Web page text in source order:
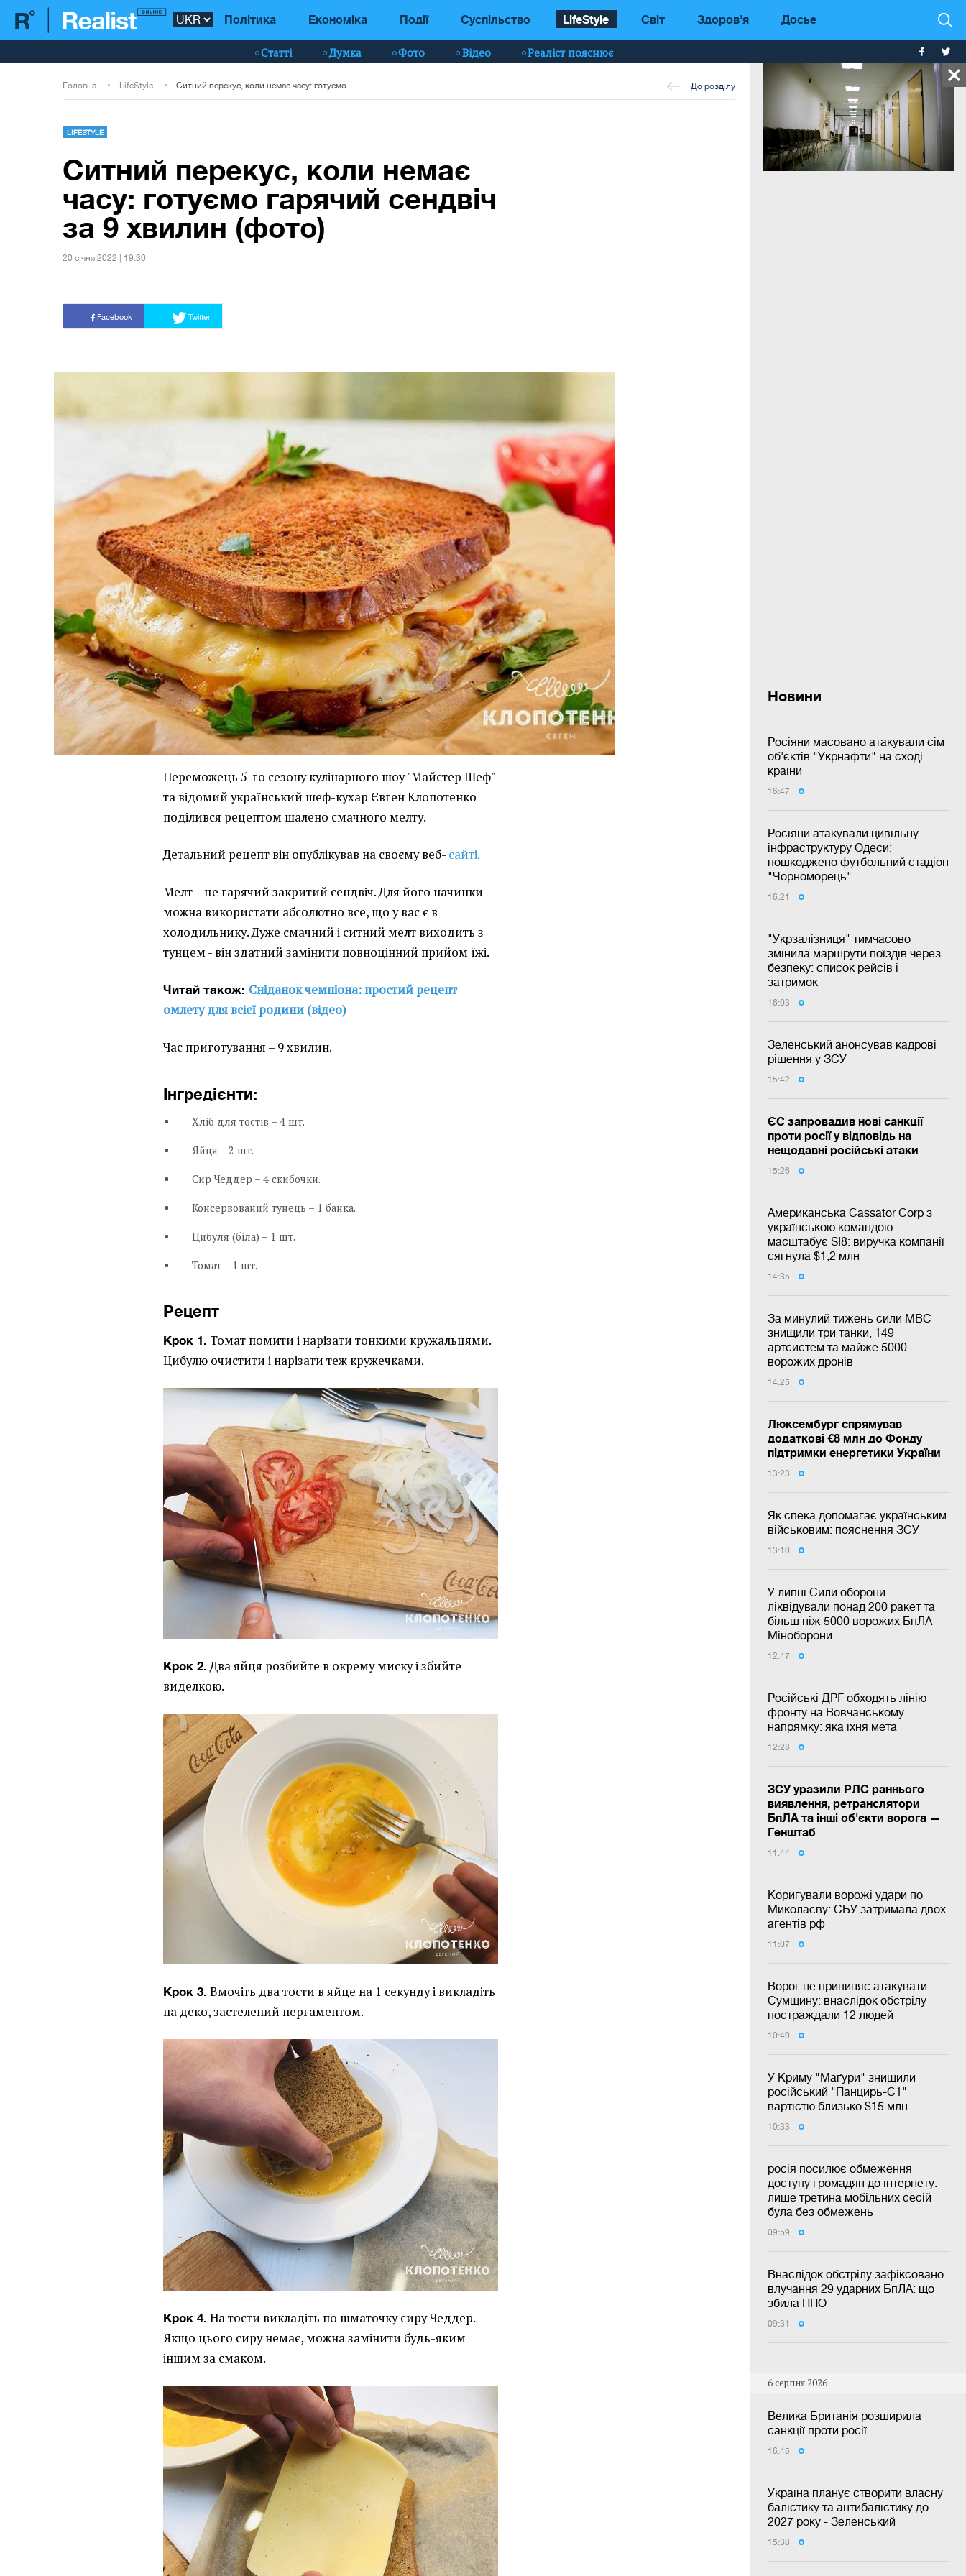
Політика Економіка Події Суспільство LifeStyle Світ Здоров'я Досье
Статті Думка Фото Відео Реаліст пояснює
Новини
Росіяни масовано атакували сім
об'єктів "Укрнафти" на сході
країни
16:47
Росіяни атакували цивільну
інфраструктуру Одеси:
пошкоджено футбольний стадіон
"Чорноморець"
16:21
"Укрзалізниця" тимчасово
змінила маршрути поїздів через
безпеку: список рейсів і
затримок
16:03
Зеленський анонсував кадрові
рішення у ЗСУ
15:42
ЄС запровадив нові санкції
проти росії у відповідь на
нещодавні російські атаки
15:26
Американська Cassator Corp з
українською командою
масштабує SI8: виручка компанії
сягнула $1,2 млн
14:35
За минулий тижень сили МВС
знищили три танки, 149
артсистем та майже 5000
ворожих дронів
14:25
Люксембург спрямував
додаткові €8 млн до Фонду
підтримки енергетики України
13:23
Як спека допомагає українським
військовим: пояснення ЗСУ
13:10
У липні Сили оборони
ліквідували понад 200 ракет та
більш ніж 5000 ворожих БпЛА —
Міноборони
12:47
Російські ДРГ обходять лінію
фронту на Вовчанському
напрямку: яка їхня мета
12:28
ЗСУ уразили РЛС раннього
виявлення, ретранслятори
БпЛА та інші об'єкти ворога —
Генштаб
11:44
Коригували ворожі удари по
Миколаєву: СБУ затримала двох
агентів рф
11:07
Ворог не припиняє атакувати
Сумщину: внаслідок обстрілу
постраждали 12 людей
10:49
У Криму "Маґури" знищили
російський "Панцирь-С1"
вартістю близько $15 млн
10:33
росія посилює обмеження
доступу громадян до інтернету:
лише третина мобільних сесій
була без обмежень
09:59
Внаслідок обстрілу зафіксовано
влучання 29 ударних БпЛА: що
збила ППО
09:31
6 серпня 2026
Велика Британія розширила
санкції проти росії
16:45
Україна планує створити власну
балістику та антибалістику до
2027 року - Зеленський
15:38
Головна LifeStyle До розділу
LIFESTYLE
Ситний перекус, коли немає
часу: готуємо гарячий сендвіч
за 9 хвилин (фото)
20 сiчня 2022 | 19:30
Facebook Twitter
Переможець 5-го сезону кулінарного шоу "Майстер Шеф"
та відомий український шеф-кухар Євген Клопотенко
поділився рецептом шалено смачного мелту.
Детальний рецепт він опублікував на своєму веб- сайті.
Мелт – це гарячий закритий сендвіч. Для його начинки
можна використати абсолютно все, що у вас є в
холодильнику. Дуже смачний і ситний мелт виходить з
тунцем - він здатний замінити повноцінний прийом їжі.
Читай також: Сніданок чемпіона: простий рецепт
омлету для всієї родини (відео)
Час приготування – 9 хвилин.
Інгредієнти:
Хліб для тостів – 4 шт.
Яйця – 2 шт.
Сир Чеддер – 4 скибочки.
Консервований тунець – 1 банка.
Цибуля (біла) – 1 шт.
Томат – 1 шт.
Рецепт
Крок 1. Томат помити і нарізати тонкими кружальцями.
Цибулю очистити і нарізати теж кружечками.
Крок 2. Два яйця розбийте в окрему миску і збийте
виделкою.
Крок 3. Вмочіть два тости в яйце на 1 секунду і викладіть
на деко, застелений пергаментом.
Крок 4. На тости викладіть по шматочку сиру Чеддер.
Якщо цього сиру немає, можна замінити будь-яким
іншим за смаком.